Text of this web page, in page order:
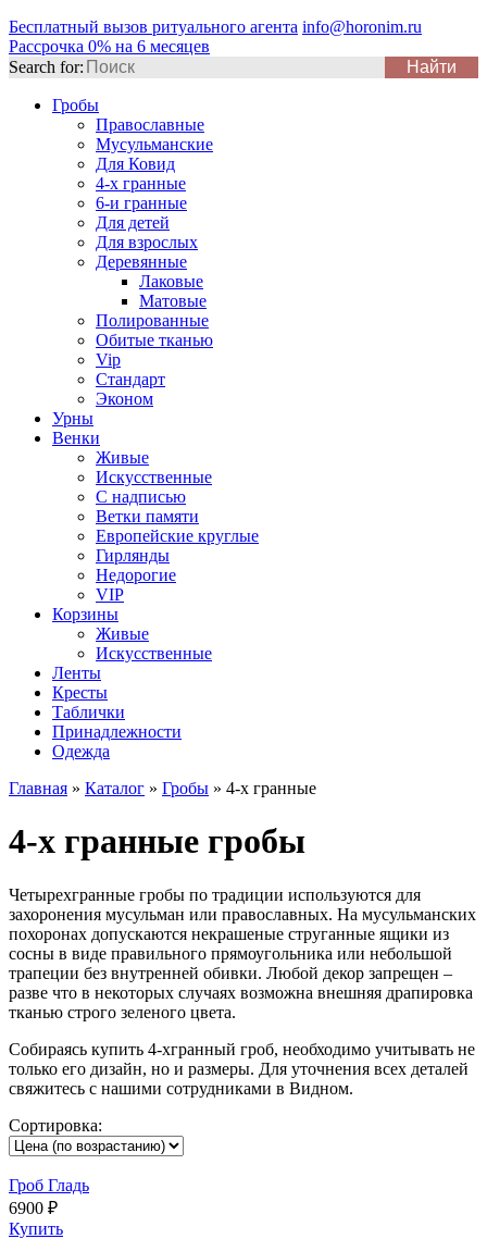
Бесплатный вызов ритуального агента info@horonim.ru
Рассрочка 0% на 6 месяцев
Search for:
Гробы
Православные
Мусульманские
Для Ковид
4-х гранные
6-и гранные
Для детей
Для взрослых
Деревянные
Лаковые
Матовые
Полированные
Обитые тканью
Vip
Стандарт
Эконом
Урны
Венки
Живые
Искусственные
С надписью
Ветки памяти
Европейские круглые
Гирлянды
Недорогие
VIP
Корзины
Живые
Искусственные
Ленты
Кресты
Таблички
Принадлежности
Одежда
Главная » Каталог » Гробы » 4-х гранные
4-х гранные гробы
Четырехгранные гробы по традиции используются для
захоронения мусульман или православных. На мусульманских
похоронах допускаются некрашеные струганные ящики из
сосны в виде правильного прямоугольника или небольшой
трапеции без внутренней обивки. Любой декор запрещен –
разве что в некоторых случаях возможна внешняя драпировка
тканью строго зеленого цвета.
Собираясь купить 4-хгранный гроб, необходимо учитывать не
только его дизайн, но и размеры. Для уточнения всех деталей
свяжитесь с нашими сотрудниками в Видном.
Сортировка:
Гроб Гладь
6900 ₽
Купить